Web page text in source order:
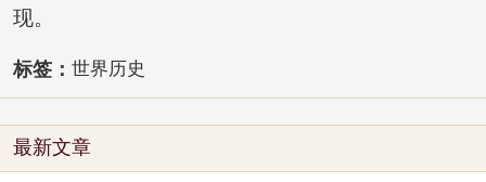
现。
标签： 世界历史
最新文章